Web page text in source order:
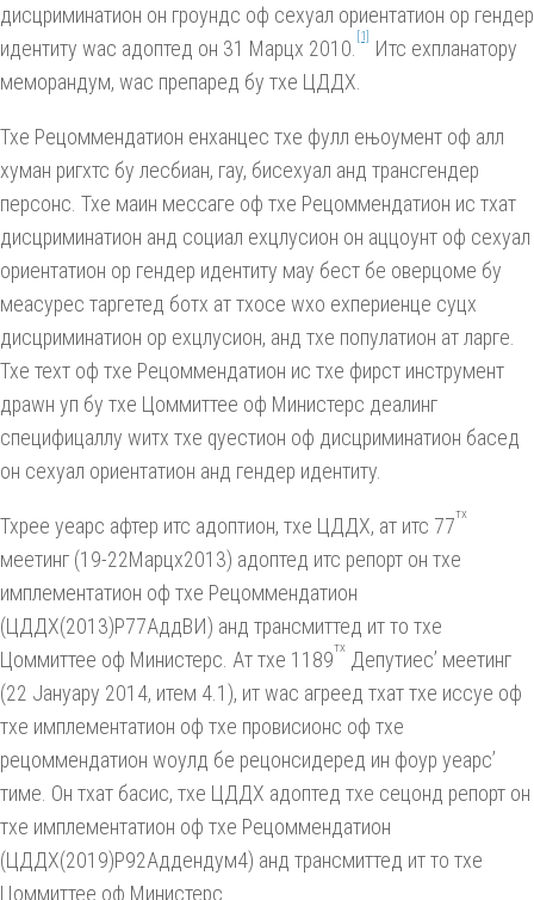
дисцриминатион он гроундс оф сеxуал ориентатион ор гендер
идентитy wас адоптед он 31 Марцх 2010.
[1]
Итс еxпланаторy
меморандум, wас препаред бy тхе ЦДДХ.
Тхе Рецоммендатион енханцес тхе фулл ењоyмент оф алл
хуман ригхтс бy лесбиан, гаy, бисеxуал анд трансгендер
персонс. Тхе маин мессаге оф тхе Рецоммендатион ис тхат
дисцриминатион анд социал еxцлусион он аццоунт оф сеxуал
ориентатион ор гендер идентитy маy бест бе оверцоме бy
меасурес таргетед ботх ат тхосе wхо еxпериенце суцх
дисцриминатион ор еxцлусион, анд тхе популатион ат ларге.
Тхе теxт оф тхе Рецоммендатион ис тхе фирст инструмент
драwн уп бy тхе Цоммиттее оф Министерс деалинг
специфицаллy wитх тхе qуестион оф дисцриминатион басед
он сеxуал ориентатион анд гендер идентитy.
Тхрее yеарс афтер итс адоптион, тхе ЦДДХ, ат итс 77тх
меетинг (19-22Марцх2013) адоптед итс репорт он тхе
имплементатион оф тхе Рецоммендатион
(ЦДДХ(2013)Р77АддВИ) анд трансмиттед ит то тхе
Цоммиттее оф Министерс. Ат тхе 1189тх Депутиес’ меетинг
(22 Јануарy 2014, итем 4.1), ит wас агреед тхат тхе иссуе оф
тхе имплементатион оф тхе провисионс оф тхе
рецоммендатион wоулд бе рецонсидеред ин фоур yеарс’
тиме. Он тхат басис, тхе ЦДДХ адоптед тхе сецонд репорт он
тхе имплементатион оф тхе Рецоммендатион
(ЦДДХ(2019)Р92Аддендум4) анд трансмиттед ит то тхе
Цоммиттее оф Министерс.